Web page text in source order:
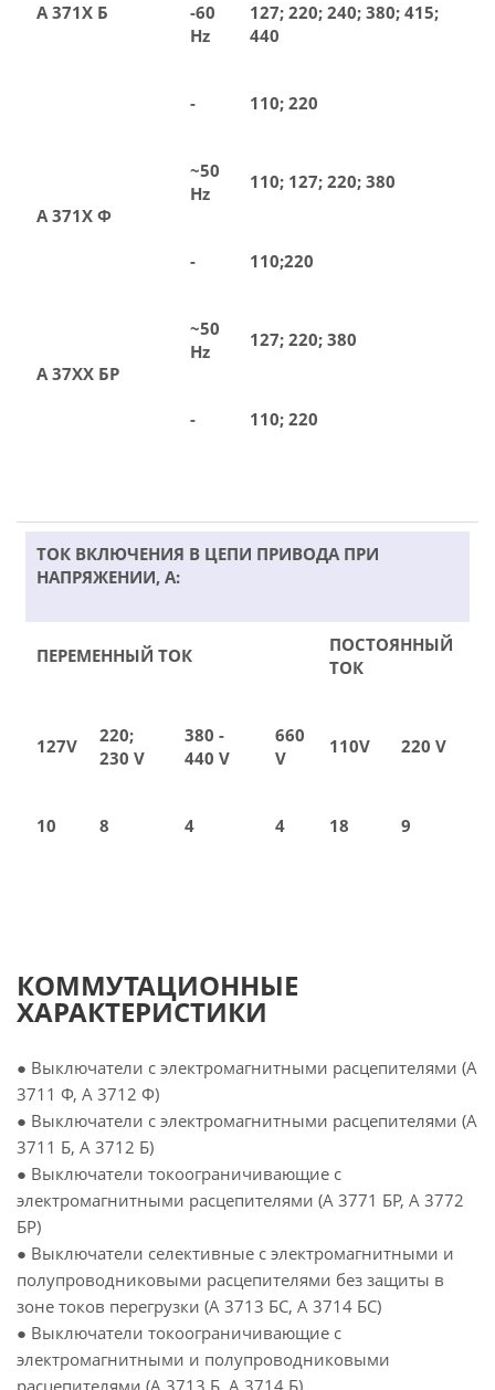
А 371Х Б
-60
Hz
127; 220; 240; 380; 415;
440
- 110; 220
А 371Х Ф
~50
Hz
110; 127; 220; 380
- 110;220
А 37ХХ БР
~50
Hz
127; 220; 380
- 110; 220
ТОК ВКЛЮЧЕНИЯ В ЦЕПИ ПРИВОДА ПРИ
НАПРЯЖЕНИИ, А:
ПЕРЕМЕННЫЙ ТОК
ПОСТОЯННЫЙ
ТОК
127V
220;
230 V
380 -
440 V
660
V
110V 220 V
10 8 4 4 18 9
КОММУТАЦИОННЫЕ
ХАРАКТЕРИСТИКИ
● Выключатели с электромагнитными расцепителями (А
3711 Ф, А 3712 Ф)
● Выключатели с электромагнитными расцепителями (А
3711 Б, А 3712 Б)
● Выключатели токоограничивающие с
электромагнитными расцепителями (А 3771 БР, А 3772
БР)
● Выключатели селективные с электромагнитными и
полупроводниковыми расцепителями без защиты в
зоне токов перегрузки (А 3713 БС, А 3714 БС)
● Выключатели токоограничивающие с
электромагнитными и полупроводниковыми
расцепителями (А 3713 Б, А 3714 Б)